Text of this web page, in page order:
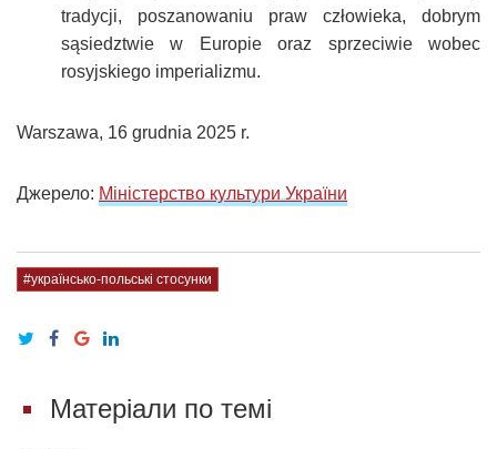
tradycji, poszanowaniu praw człowieka, dobrym
sąsiedztwie w Europie oraz sprzeciwie wobec
rosyjskiego imperializmu.
Warszawa, 16 grudnia 2025 r.
Джерело: Міністерство культури України
#українсько-польські стосунки
Матеріали по темі